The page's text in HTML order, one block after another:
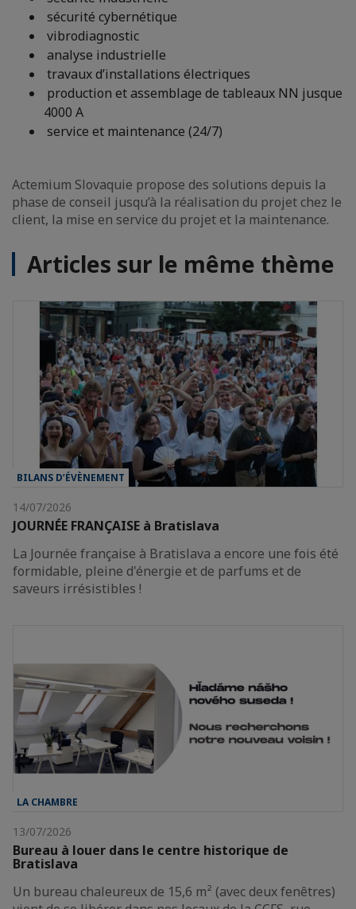
sécurité cybernétique
vibrodiagnostic
analyse industrielle
travaux d’installations électriques
production et assemblage de tableaux NN jusque
4000 A
service et maintenance (24/7)
Actemium Slovaquie propose des solutions depuis la
phase de conseil jusqu’à la réalisation du projet chez le
client, la mise en service du projet et la maintenance.
Articles sur le même thème
BILANS D’ÉVÈNEMENT
14/07/2026
JOURNÉE FRANÇAISE à Bratislava
La Journée française à Bratislava a encore une fois été
formidable, pleine d'énergie et de parfums et de
saveurs irrésistibles !
LA CHAMBRE
13/07/2026
Bureau à louer dans le centre historique de
Bratislava
Un bureau chaleureux de 15,6 m² (avec deux fenêtres)